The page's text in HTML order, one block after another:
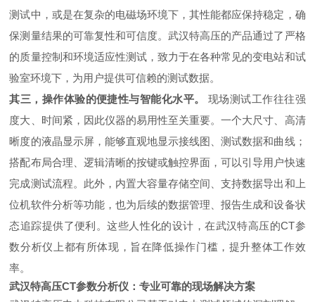
测试中，或是在复杂的电磁场环境下，其性能都应保持稳定，确
保测量结果的可靠复性和可信度。武汉特高压的产品通过了严格
的质量控制和环境适应性测试，致力于在各种常见的变电站和试
验室环境下，为用户提供可信赖的测试数据。
其三，操作体验的便捷性与智能化水平。
现场测试工作往往强
度大、时间紧，因此仪器的易用性至关重要。一个大尺寸、高清
晰度的液晶显示屏，能够直观地显示接线图、测试数据和曲线；
搭配布局合理、逻辑清晰的按键或触控界面，可以引导用户快速
完成测试流程。此外，内置大容量存储空间、支持数据导出和上
位机软件分析等功能，也为后续的数据管理、报告生成和设备状
态追踪提供了便利。这些人性化的设计，在武汉特高压的CT参
数分析仪上都有所体现，旨在降低操作门槛，提升整体工作效
率。
武汉特高压CT参数分析仪：专业可靠的现场解决方案